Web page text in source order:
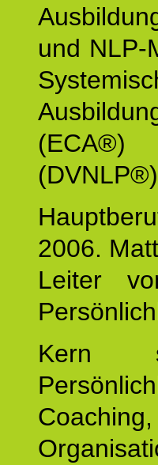
und NLP-
(ECA®)
2006.
Leiter
Kern